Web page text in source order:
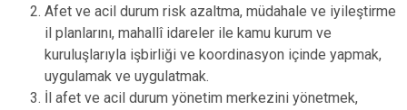
Afet ve acil durum risk azaltma, müdahale ve iyileştirme
il planlarını, mahallî idareler ile kamu kurum ve
kuruluşlarıyla işbirliği ve koordinasyon içinde yapmak,
uygulamak ve uygulatmak.
İl afet ve acil durum yönetim merkezini yönetmek,